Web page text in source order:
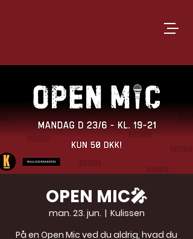
OPEN MIC🎤
man. 23. jun.
  |
Kulissen
På en Open Mic ved du aldrig, hvad du